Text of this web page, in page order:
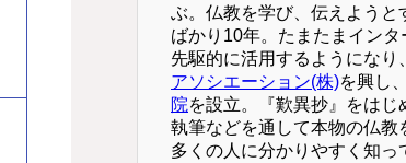
ぶ。仏教を学び、伝えようと
ばかり10年。たまたまインタ
先駆的に活用するようになり、
アソシエーション(株)を興し、
院を設立。『歎異抄』をはじ
執筆などを通して本物の仏教
多くの人に分かりやすく知っ